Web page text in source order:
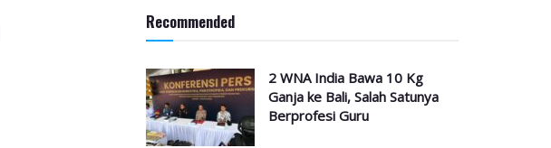
Recommended
2 WNA India Bawa 10 Kg
Ganja ke Bali, Salah Satunya
Berprofesi Guru